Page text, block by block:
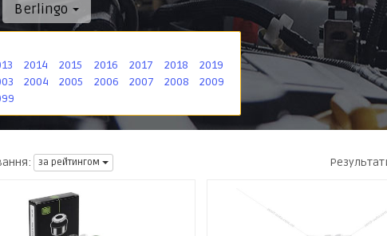
2014 2015 2016 2017 2018
2019
2004 2005 2006 2007 2008
2009
Berlingo
за рейтингом